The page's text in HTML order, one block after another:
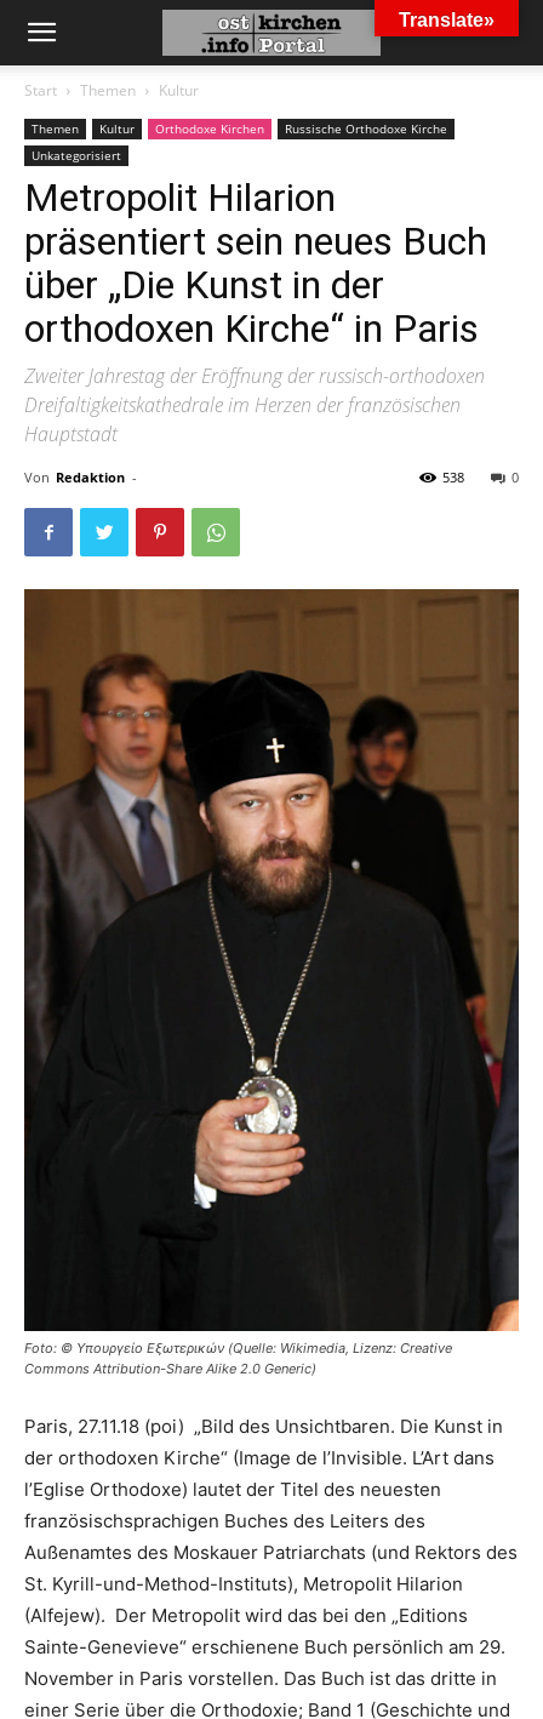
Start Themen Kultur
Themen Kultur Orthodoxe Kirchen
Russische Orthodoxe Kirche
Unkategorisiert
Metropolit Hilarion
präsentiert sein neues Buch
über „Die Kunst in der
orthodoxen Kirche“ in Paris
Zweiter Jahrestag der Eröffnung der russisch-orthodoxen
Dreifaltigkeitskathedrale im Herzen der französischen
Hauptstadt
Von Redaktion - 0
538
Foto: © Υπουργείο Εξωτερικών (Quelle: Wikimedia, Lizenz: Creative
Commons Attribution-Share Alike 2.0 Generic)
Paris, 27.11.18 (poi) „Bild des Unsichtbaren. Die Kunst in
der orthodoxen Kirche“ (Image de l’Invisible. L’Art dans
l’Eglise Orthodoxe) lautet der Titel des neuesten
französischsprachigen Buches des Leiters des
Außenamtes des Moskauer Patriarchats (und Rektors des
St. Kyrill-und-Method-Instituts), Metropolit Hilarion
(Alfejew). Der Metropolit wird das bei den „Editions
Sainte-Genevieve“ erschienene Buch persönlich am 29.
November in Paris vorstellen. Das Buch ist das dritte in
einer Serie über die Orthodoxie; Band 1 (Geschichte und
Translate»